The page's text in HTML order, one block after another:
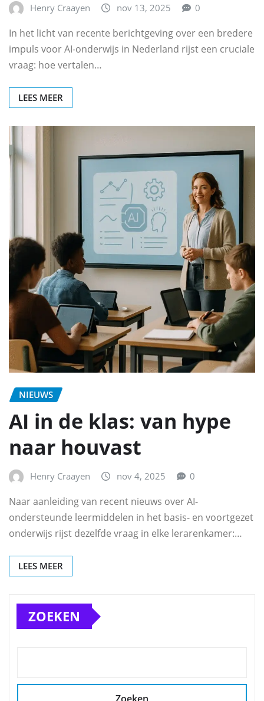
Henry Craayen nov 13, 2025 0
In het licht van recente berichtgeving over een bredere
impuls voor AI-onderwijs in Nederland rijst een cruciale
vraag: hoe vertalen…
LEES MEER
NIEUWS
AI in de klas: van hype
naar houvast
Henry Craayen nov 4, 2025 0
Naar aanleiding van recent nieuws over AI-
ondersteunde leermiddelen in het basis- en voortgezet
onderwijs rijst dezelfde vraag in elke lerarenkamer:…
LEES MEER
ZOEKEN